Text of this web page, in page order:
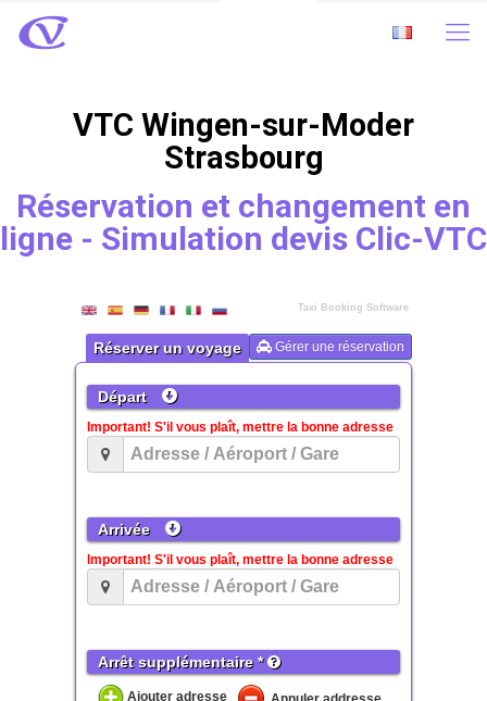
VTC Wingen-sur-Moder
Strasbourg
Réservation et changement en
ligne - Simulation devis Clic-VTC